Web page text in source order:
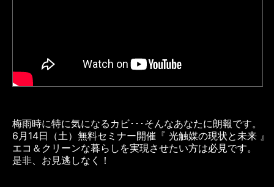
梅雨時に特に気になるカビ･･･そんなあなたに朗報です。
6月14日（土）無料セミナー開催『 光触媒の現状と未来 』
エコ＆クリーンな暮らしを実現させたい方は必見です。
是非、お見逃しなく！